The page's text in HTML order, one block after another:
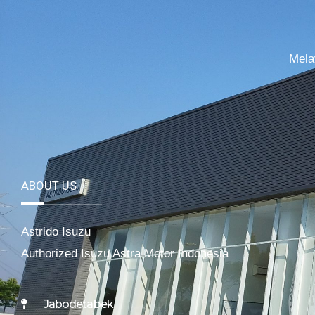
ABOUT US
Astrido Isuzu
Authorized Isuzu Astra Motor Indonesia
Jabodetabek